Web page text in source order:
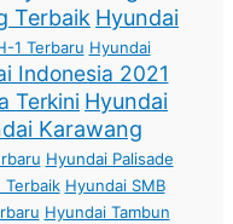
Terbaik Hyundai
1 Terbaru Hyundai
Indonesia 2021
Terkini Hyundai
Karawang
Hyundai Palisade
Terbaik Hyundai SMB
Hyundai Tambun